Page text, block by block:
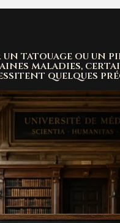
tatouage ou un
maladies,
quelques